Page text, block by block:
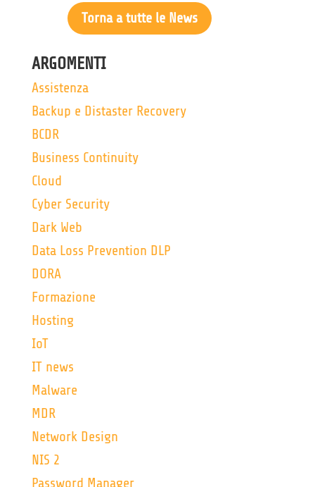
Torna a tutte le News
ARGOMENTI
Assistenza
Backup e Distaster Recovery
BCDR
Business Continuity
Cloud
Cyber Security
Dark Web
Data Loss Prevention DLP
DORA
Formazione
Hosting
IoT
IT news
Malware
MDR
Network Design
NIS 2
Password Manager